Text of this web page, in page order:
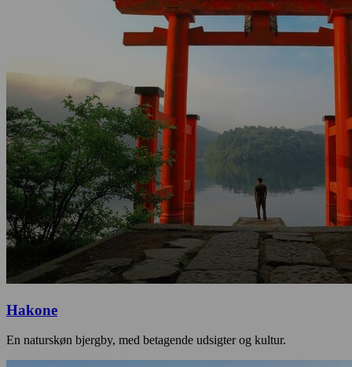
Hakone
En naturskøn bjergby, med betagende udsigter og kultur.